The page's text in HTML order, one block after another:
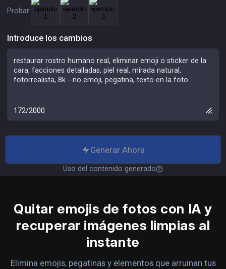
Probar:
Introduce los cambios
172/2000
Generar Ahora
Uso del contenido generado
Quitar emojis de fotos con IA y
recuperar imágenes limpias al
instante
Elimina emojis, pegatinas y elementos que arruinan tus